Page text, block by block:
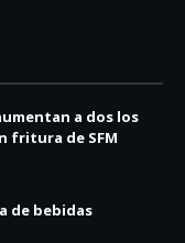
a dos los
fritura de SFM
de bebidas